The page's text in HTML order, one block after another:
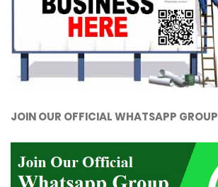
JOIN OUR OFFICIAL WHATSAPP GROUP